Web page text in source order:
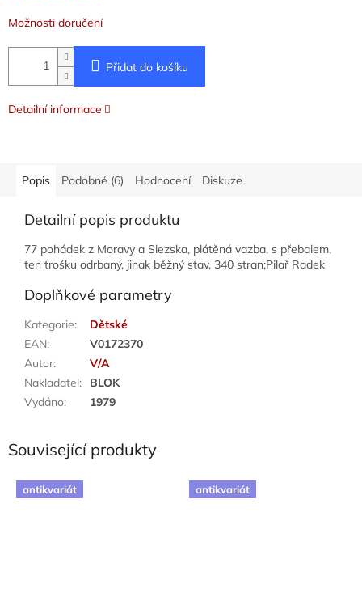
Možnosti doručení
Přidat do košíku
Detailní informace
Popis Podobné (6) Hodnocení Diskuze
Detailní popis produktu
77 pohádek z Moravy a Slezska, plátěná vazba, s přebalem,
ten trošku odrbaný, jinak běžný stav, 340 stran;Pilař Radek
Doplňkové parametry
Kategorie:
Dětské
EAN:
V0172370
Autor:
V/A
Nakladatel:
BLOK
Vydáno: 1979
Související produkty
antikvariát antikvariát